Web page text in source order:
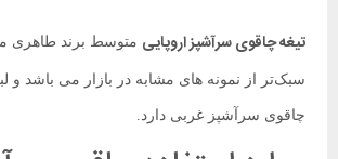
تیغه چاقوی سرآشپز اروپایی متوسط برند طاهری
سبک‌تر از نمونه های مشابه در بازار می باشد و
چاقوی سرآشپز غربی دارد.